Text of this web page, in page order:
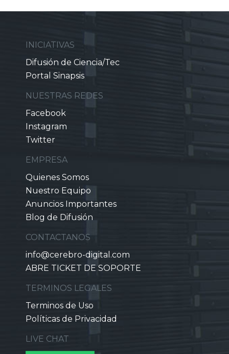
INICIATIVAS
Difusión de Ciencia/Tec
Portal Sinapsis
NUESTRAS REDES
Facebook
Instagram
Twitter
EMPRESA
Quienes Somos
Nuestro Equipo
Anuncios Importantes
Blog de Difusión
CONTACTANOS
info@cerebro-digital.com
ABRE TICKET DE SOPORTE
TERMINOS LEGALES
Terminos de Uso
Políticas de Privacidad
LIVE CHAT